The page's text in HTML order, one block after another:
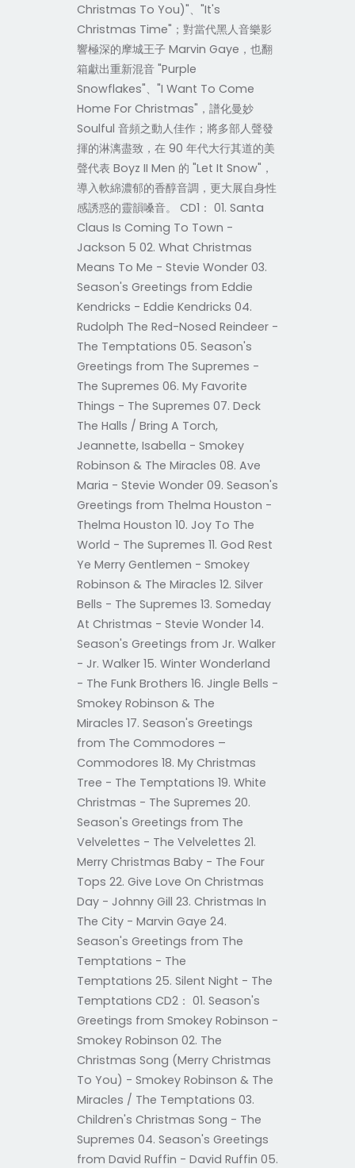
Christmas To You)"、"It's
Christmas Time"；對當代黑人音樂影
響極深的摩城王子 Marvin Gaye，也翻
箱獻出重新混音 "Purple
Snowflakes"、"I Want To Come
Home For Christmas"，譜化曼妙
Soulful 音頻之動人佳作；將多部人聲發
揮的淋漓盡致，在 90 年代大行其道的美
聲代表 Boyz II Men 的 "Let It Snow"，
導入軟綿濃郁的香醇音調，更大展自身性
感誘惑的靈韻嗓音。 CD1： 01. Santa
Claus Is Coming To Town -
Jackson 5 02. What Christmas
Means To Me - Stevie Wonder 03.
Season's Greetings from Eddie
Kendricks - Eddie Kendricks 04.
Rudolph The Red-Nosed Reindeer -
The Temptations 05. Season's
Greetings from The Supremes -
The Supremes 06. My Favorite
Things - The Supremes 07. Deck
The Halls / Bring A Torch,
Jeannette, Isabella - Smokey
Robinson & The Miracles 08. Ave
Maria - Stevie Wonder 09. Season's
Greetings from Thelma Houston -
Thelma Houston 10. Joy To The
World - The Supremes 11. God Rest
Ye Merry Gentlemen - Smokey
Robinson & The Miracles 12. Silver
Bells - The Supremes 13. Someday
At Christmas - Stevie Wonder 14.
Season's Greetings from Jr. Walker
- Jr. Walker 15. Winter Wonderland
- The Funk Brothers 16. Jingle Bells -
Smokey Robinson & The
Miracles 17. Season's Greetings
from The Commodores –
Commodores 18. My Christmas
Tree - The Temptations 19. White
Christmas - The Supremes 20.
Season's Greetings from The
Velvelettes - The Velvelettes 21.
Merry Christmas Baby - The Four
Tops 22. Give Love On Christmas
Day - Johnny Gill 23. Christmas In
The City - Marvin Gaye 24.
Season's Greetings from The
Temptations - The
Temptations 25. Silent Night - The
Temptations CD2： 01. Season's
Greetings from Smokey Robinson -
Smokey Robinson 02. The
Christmas Song (Merry Christmas
To You) - Smokey Robinson & The
Miracles / The Temptations 03.
Children's Christmas Song - The
Supremes 04. Season's Greetings
from David Ruffin - David Ruffin 05.